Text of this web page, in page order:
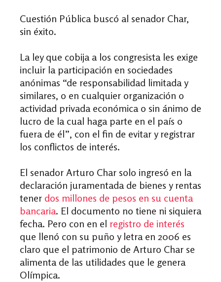
Cuestión Pública buscó al senador Char,
sin éxito.
La ley que cobija a los congresista les exige
incluir la participación en sociedades
anónimas “de responsabilidad limitada y
similares, o en cualquier organización o
actividad privada económica o sin ánimo de
lucro de la cual haga parte en el país o
fuera de él”, con el fin de evitar y registrar
los conflictos de interés.
El senador Arturo Char solo ingresó en la
declaración juramentada de bienes y rentas
tener dos millones de pesos en su cuenta
bancaria. El documento no tiene ni siquiera
fecha. Pero con en el registro de interés
que llenó con su puño y letra en 2006 es
claro que el patrimonio de Arturo Char se
alimenta de las utilidades que le genera
Olímpica.